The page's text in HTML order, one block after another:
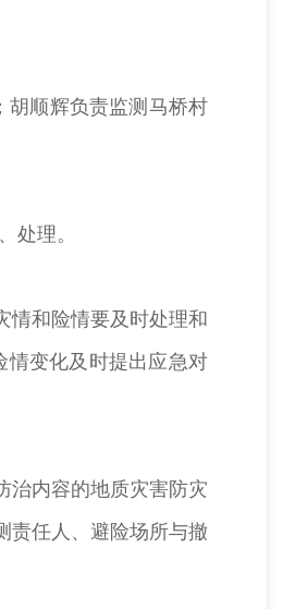
胡顺辉负责监测马桥村
处理。
情和险情要及时处理和
情变化及时提出应急对
治内容的地质灾害防灾
责任人、避险场所与撤